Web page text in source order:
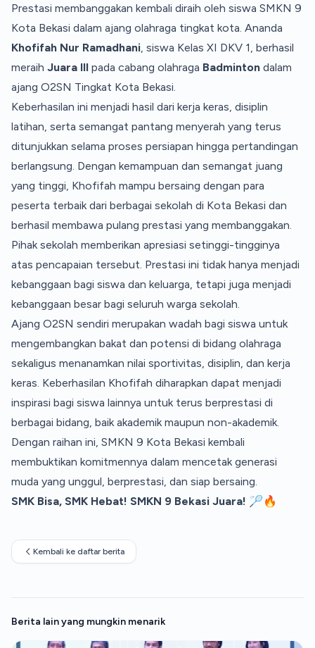
Prestasi membanggakan kembali diraih oleh siswa SMKN 9
Kota Bekasi dalam ajang olahraga tingkat kota. Ananda
Khofifah Nur Ramadhani, siswa Kelas XI DKV 1, berhasil
meraih Juara III pada cabang olahraga Badminton dalam
ajang O2SN Tingkat Kota Bekasi.
Keberhasilan ini menjadi hasil dari kerja keras, disiplin
latihan, serta semangat pantang menyerah yang terus
ditunjukkan selama proses persiapan hingga pertandingan
berlangsung. Dengan kemampuan dan semangat juang
yang tinggi, Khofifah mampu bersaing dengan para
peserta terbaik dari berbagai sekolah di Kota Bekasi dan
berhasil membawa pulang prestasi yang membanggakan.
Pihak sekolah memberikan apresiasi setinggi-tingginya
atas pencapaian tersebut. Prestasi ini tidak hanya menjadi
kebanggaan bagi siswa dan keluarga, tetapi juga menjadi
kebanggaan besar bagi seluruh warga sekolah.
Ajang O2SN sendiri merupakan wadah bagi siswa untuk
mengembangkan bakat dan potensi di bidang olahraga
sekaligus menanamkan nilai sportivitas, disiplin, dan kerja
keras. Keberhasilan Khofifah diharapkan dapat menjadi
inspirasi bagi siswa lainnya untuk terus berprestasi di
berbagai bidang, baik akademik maupun non-akademik.
Dengan raihan ini, SMKN 9 Kota Bekasi kembali
membuktikan komitmennya dalam mencetak generasi
muda yang unggul, berprestasi, dan siap bersaing.
SMK Bisa, SMK Hebat! SMKN 9 Bekasi Juara! 🏸🔥
Kembali ke daftar berita
Berita lain yang mungkin menarik